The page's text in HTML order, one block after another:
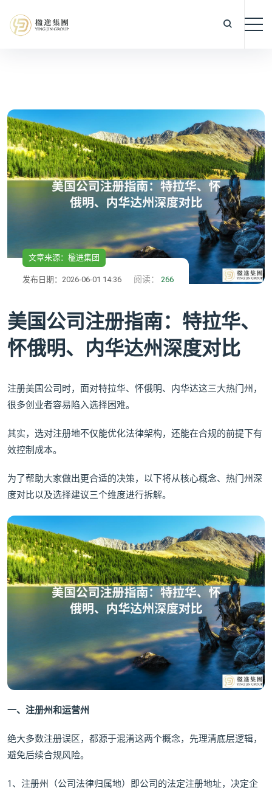
文章来源：楹进集团
发布日期：2026-06-01 14:36 阅读： 266
美国公司注册指南：特拉华、
怀俄明、内华达州深度对比
注册美国公司时，面对特拉华、怀俄明、内华达这三大热门州，
很多创业者容易陷入选择困难。
其实，选对注册地不仅能优化法律架构，还能在合规的前提下有
效控制成本。
为了帮助大家做出更合适的决策，以下将从核心概念、热门州深
度对比以及选择建议三个维度进行拆解。
一、注册州和运营州
绝大多数注册误区，都源于混淆这两个概念，先理清底层逻辑，
避免后续合规风险。
1、注册州（公司法律归属地）即公司的法定注册地址，决定企